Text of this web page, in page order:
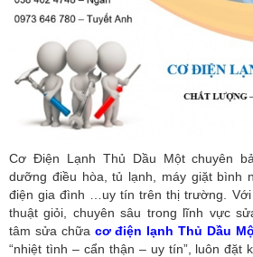
Cơ Điện Lạnh Thủ Dầu Một chuyên
dưỡng điều hòa, tủ lạnh, máy giặt bình
điện gia đình …uy tín trên thị trường.
thuật giỏi, chuyên sâu trong lĩnh vực
tâm sửa chữa cơ điện lạnh Thủ Dầu
“nhiệt tình – cẩn thận – uy tín”, luôn đặt